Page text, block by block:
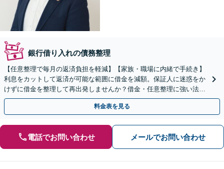
銀行借り入れの債務整理
【任意整理で毎月の返済負担を軽減】【家族・職場に内緒で手続き】
利息をカットして返済が可能な範囲に借金を減額。保証人に迷惑をか
けずに借金を整理して再出発しませんか？借金・任意整理に強い法律
事務所【実績5,000件以上】【財産を残して借金整理】
料金表を見る
電話でお問い合わせ メールでお問い合わせ